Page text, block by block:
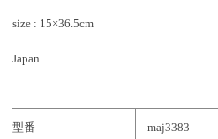
size : 15×36.5cm
Japan
型番 maj3383